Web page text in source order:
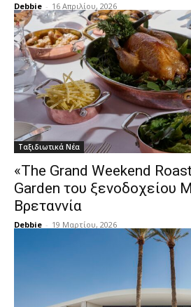
Debbie - 16 Απριλίου, 2026
Ταξιδιωτικά Νέα
«The Grand Weekend
Garden του ξενοδοχείου
Βρεταννία
Debbie - 19 Μαρτίου, 2026